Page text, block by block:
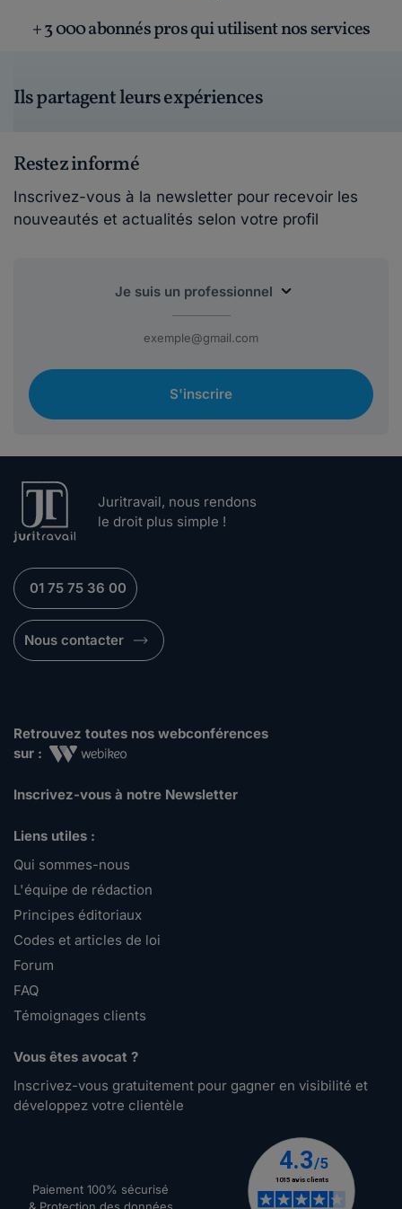
+ 3 000 abonnés pros qui utilisent nos services
Ils partagent leurs expériences
Restez informé
Inscrivez-vous à la newsletter pour recevoir les
nouveautés et actualités selon votre profil
S'inscrire
Juritravail, nous rendons
le droit plus simple !
01 75 75 36 00
Nous contacter
Retrouvez toutes nos webconférences
sur :
Inscrivez-vous à notre Newsletter
Liens utiles :
Qui sommes-nous
L'équipe de rédaction
Principes éditoriaux
Codes et articles de loi
Forum
FAQ
Témoignages clients
Vous êtes avocat ?
Inscrivez-vous gratuitement pour gagner en visibilité et
développez votre clientèle
Paiement 100% sécurisé